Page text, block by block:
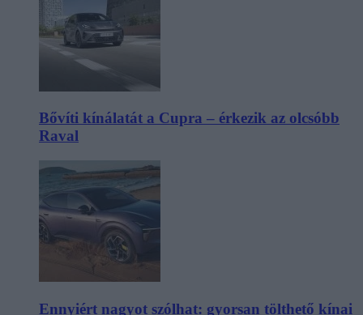
Bővíti kínálatát a Cupra – érkezik az olcsóbb
Raval
Ennyiért nagyot szólhat: gyorsan tölthető kínai